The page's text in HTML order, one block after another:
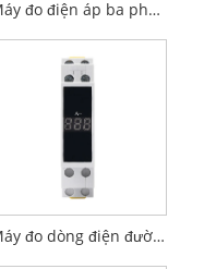
Máy đo điện áp ba pha CJ-DJ4U
Máy đo dòng điện đường sắt 1P